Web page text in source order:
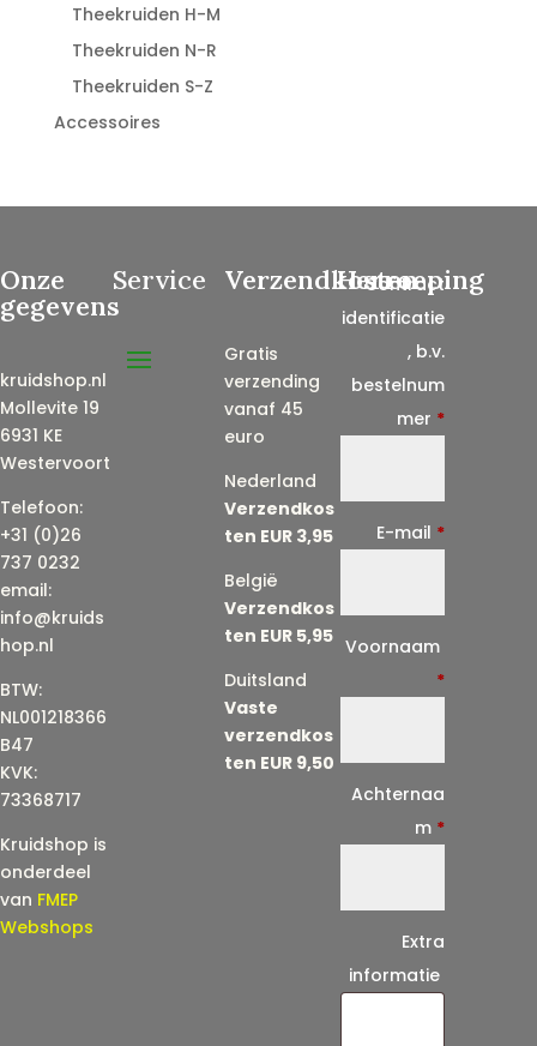
Theekruiden H-M
Theekruiden N-R
Theekruiden S-Z
Accessoires
Onze
gegevens
kruidshop.nl
Mollevite 19
6931 KE
Westervoort
Telefoon:
+31 (0)26
737 0232
email:
info@kruids
hop.nl
BTW:
NL001218366
B47
KVK:
73368717
Kruidshop is
onderdeel
van FMEP
Webshops
Service Verzendkosten
Gratis
verzending
vanaf 45
euro
Nederland
Verzendkos
ten EUR 3,95
België
Verzendkos
ten EUR 5,95
Duitsland
Vaste
verzendkos
ten EUR 9,50
Herroeping
Contract
identificatie
, b.v.
bestelnum
mer *
E-mail *
Voornaam
*
Achternaa
m *
Extra
informatie